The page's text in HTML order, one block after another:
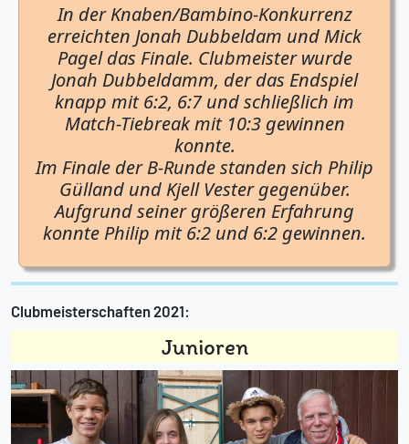
In der Knaben/Bambino-Konkurrenz
erreichten Jonah Dubbeldam und Mick
Pagel das Finale. Clubmeister wurde
Jonah Dubbeldamm, der das Endspiel
knapp mit 6:2, 6:7 und schließlich im
Match-Tiebreak mit 10:3 gewinnen
konnte.
Im Finale der B-Runde standen sich Philip
Gülland und Kjell Vester gegenüber.
Aufgrund seiner größeren Erfahrung
konnte Philip mit 6:2 und 6:2 gewinnen.
Clubmeisterschaften 2021:
Junioren